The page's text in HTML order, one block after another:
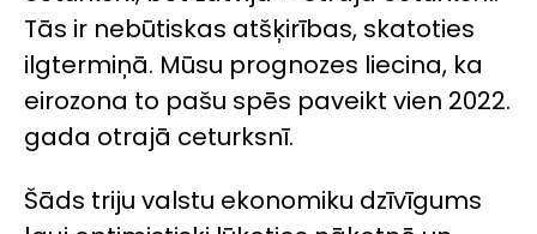
Tās ir nebūtiskas atšķirības, skatoties
ilgtermiņā. Mūsu prognozes liecina, ka
eirozona to pašu spēs paveikt vien 2022.
gada otrajā ceturksnī.
Šāds triju valstu ekonomiku dzīvīgums